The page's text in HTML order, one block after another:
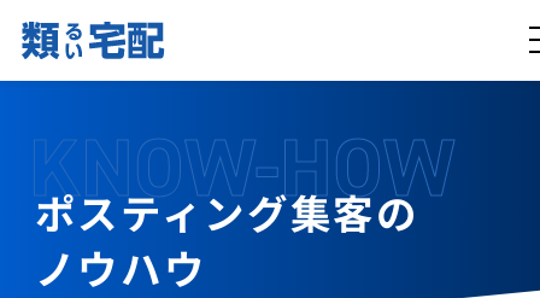
KNOW-HOW
ポスティング集客の
ノウハウ